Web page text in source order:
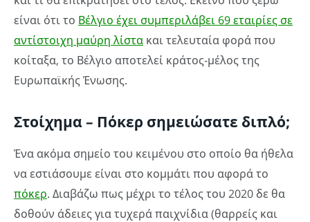
είναι ότι το Βέλγιο έχει συμπεριλάβει 69 εταιρίες σε
αντίστοιχη μαύρη λίστα και τελευταία φορά που
κοίταξα, το Βέλγιο αποτελεί κράτος-μέλος της
Ευρωπαϊκής Ένωσης.
Στοίχημα – Πόκερ σημειώσατε διπλό;
Ένα ακόμα σημείο του κειμένου στο οποίο θα ήθελα
να εστιάσουμε είναι στο κομμάτι που αφορά το
πόκερ. Διαβάζω πως μέχρι το τέλος του 2020 δε θα
δοθούν άδειες για τυχερά παιχνίδια (θαρρείς και